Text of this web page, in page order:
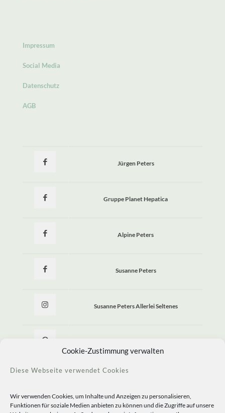
Cookie-Zustimmung verwalten
Diese Webseite verwendet Cookies
Wir verwenden Cookies, um Inhalte und Anzeigen zu personalisieren,
Funktionen für soziale Medien anbieten zu können und die Zugriffe auf unsere
Impressum
Social Media
Datenschutz
AGB
Jürgen Peters
Gruppe Planet Hepatica
Alpine Peters
Susanne Peters
Susanne Peters Allerlei Seltenes